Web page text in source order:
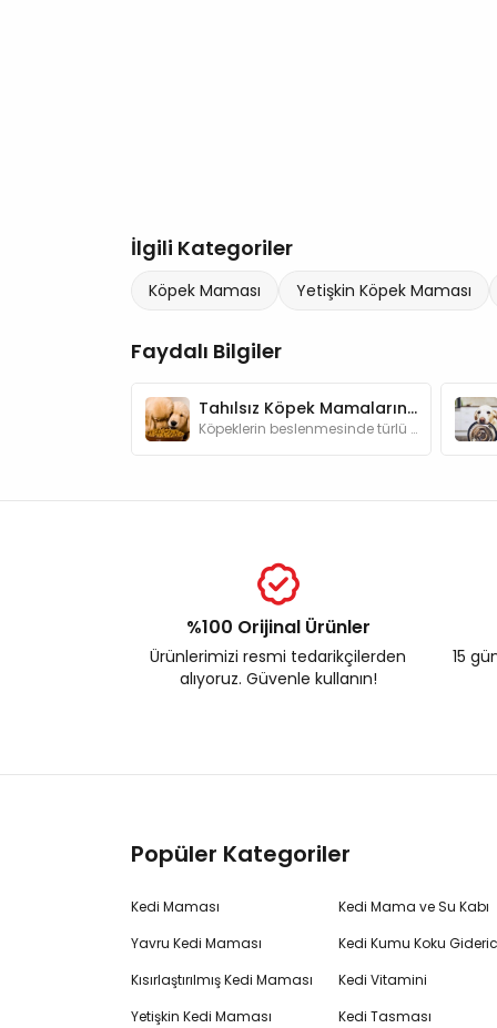
İlgili Kategoriler
Köpek Maması Yetişkin Köpek Maması
Faydalı Bilgiler
Tahılsız Köpek Mamalarının Farkı Nedir? Neden Kullanmalıyım?
Köpeklerin beslenmesinde türlü çeşit mama bulunmaktadır. Bu kadar mama çeşidinin arasında tahılsız mamaların özelliği nedir ve neden tercih edilir?
%100 Orijinal Ürünler
Ürünlerimizi resmi tedarikçilerden
alıyoruz. Güvenle kullanın!
15
Popüler Kategoriler
Kedi Maması
Yavru Kedi Maması
Kısırlaştırılmış Kedi Maması
Yetişkin Kedi Maması
Kedi Mama ve Su Kabı
Kedi Kumu Koku
Kedi Vitamini
Kedi Tasması